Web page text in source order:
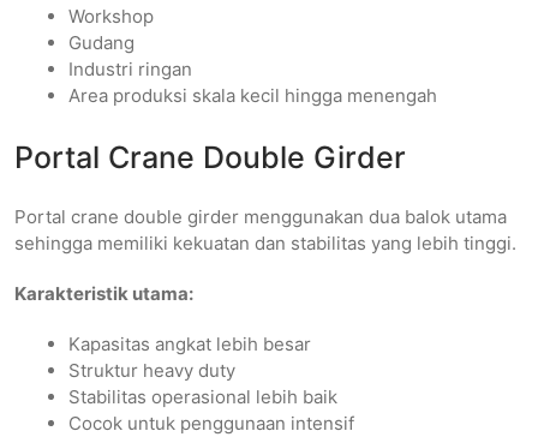
Workshop
Gudang
Industri ringan
Area produksi skala kecil hingga menengah
Portal Crane Double Girder
Portal crane double girder menggunakan dua balok utama
sehingga memiliki kekuatan dan stabilitas yang lebih tinggi.
Karakteristik utama:
Kapasitas angkat lebih besar
Struktur heavy duty
Stabilitas operasional lebih baik
Cocok untuk penggunaan intensif